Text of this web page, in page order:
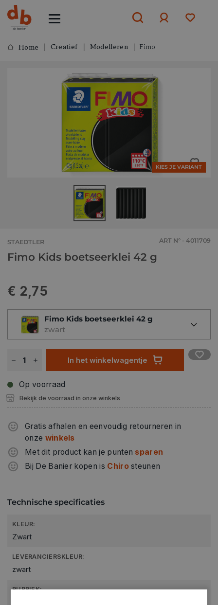
aanmelden
Home Creatief Modelleren Fimo
KIES JE VARIANT
STAEDTLER ART N° - 4011709
Fimo Kids boetseerklei 42 g
€ 2,75
Fimo Kids boetseerklei 42 g
zwart
In het winkelwagentje
Op voorraad
Bekijk de voorraad in onze winkels
Gratis afhalen en eenvoudig retourneren in
onze winkels
Met dit product kan je punten sparen
Bij De Banier kopen is Chirosteunen
Technische specificaties
KLEUR:
Zwart
LEVERANCIERSKLEUR:
zwart
RUBRIEK: